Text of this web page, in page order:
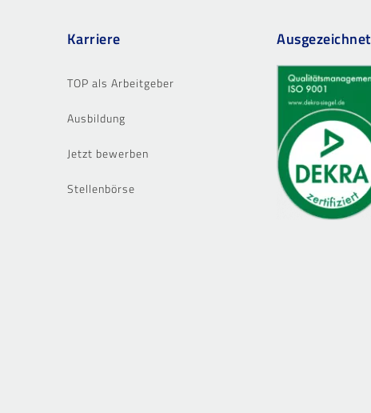
Karriere
TOP als Arbeitgeber
Ausbildung
Jetzt bewerben
Stellenbörse
Ausgezeichnet